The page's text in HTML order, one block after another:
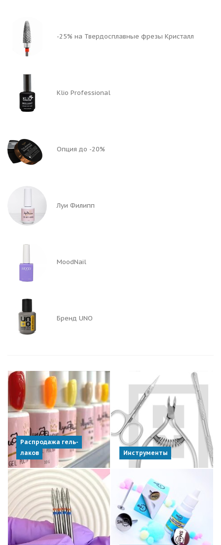
-25% на Твердосплавные фрезы Кристалл
Klio Professional
Опция до -20%
Луи Филипп
MoodNail
Бренд UNO
Распродажа гель-
лаков
Инструменты